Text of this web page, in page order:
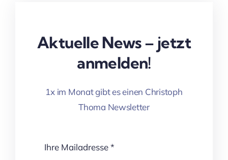
Aktuelle News – jetzt
anmelden!
1x im Monat gibt es einen Christoph
Thoma Newsletter